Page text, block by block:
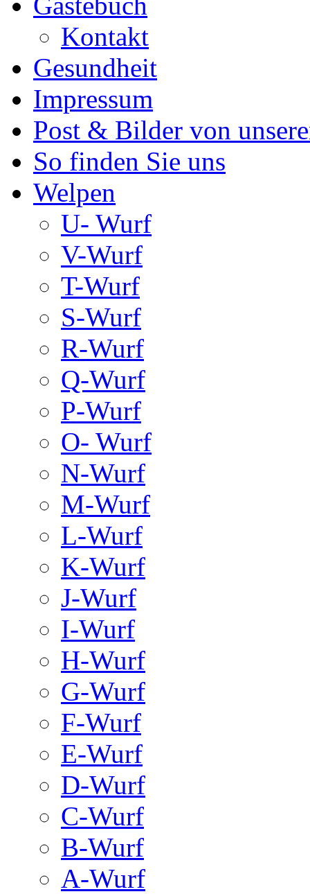
Kontakt
Gesundheit
Impressum
Post & Bilder von
So finden Sie uns
Welpen
U- Wurf
V-Wurf
T-Wurf
S-Wurf
R-Wurf
Q-Wurf
P-Wurf
O- Wurf
N-Wurf
M-Wurf
L-Wurf
K-Wurf
J-Wurf
I-Wurf
H-Wurf
G-Wurf
F-Wurf
E-Wurf
D-Wurf
C-Wurf
B-Wurf
A-Wurf